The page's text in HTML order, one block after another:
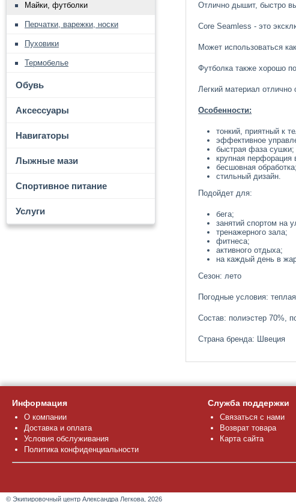
Майки, футболки
Перчатки, варежки, носки
Пуховики
Термобелье
Обувь
Аксессуары
Навигаторы
Лыжные мази
Спортивное питание
Услуги
Отлично дышит, быстро
Core Seamless - это
Может использоваться
Футболка также хорошо
Легкий материал отлично
Особенности:
тонкий, приятный к
эффективное
быстрая фаза сушки;
крупная перфорация
бесшовная обработка;
стильный дизайн.
Подойдет для:
бега;
занятий спортом на
тренажерного зала;
фитнеса;
активного отдыха;
на каждый день в
Сезон: лето
Погодные условия:
Состав: полиэстер 70%,
Страна бренда: Швеция
Информация
О компании
Доставка и оплата
Условия обслуживания
Политика конфиденциальности
Служба поддержки
Связаться с нами
Возврат товара
Карта сайта
© Экипировочный центр Александра Легкова, 2026